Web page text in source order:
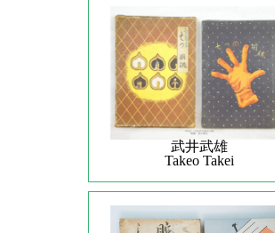
武井武雄
Takeo Takei